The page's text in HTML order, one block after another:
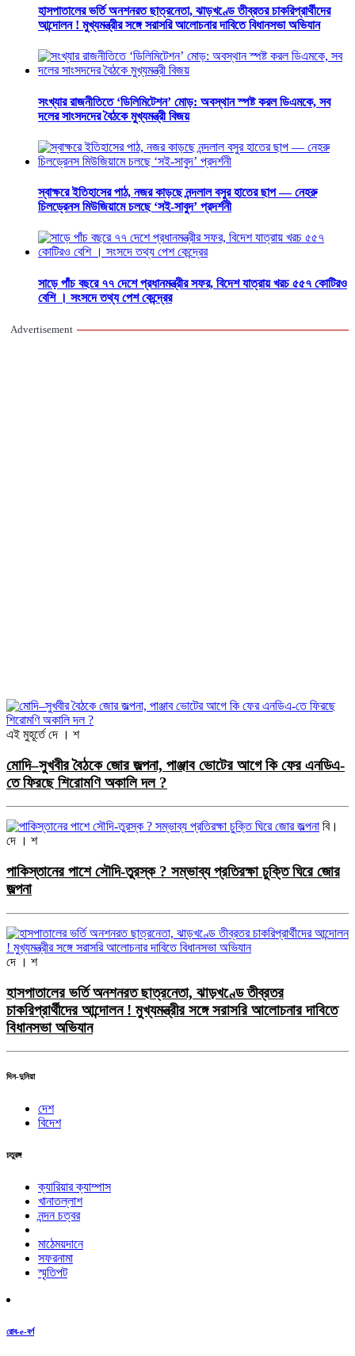
হাসপাতালের ভর্তি অনশনরত ছাত্রনেতা, ঝাড়খণ্ডে তীব্রতর চাকরিপ্রার্থীদের
আন্দোলন ! মুখ্যমন্ত্রীর সঙ্গে সরাসরি আলোচনার দাবিতে বিধানসভা অভিযান
সংখ্যার রাজনীতিতে ‘ডিলিমিটেশন’ মোড়: অবস্থান স্পষ্ট করল ডিএমকে, সব
দলের সাংসদদের বৈঠকে মুখ্যমন্ত্রী বিজয়
স্বাক্ষরে ইতিহাসের পাঠ, নজর কাড়ছে নন্দলাল বসুর হাতের ছাপ — নেহরু
চিলড্রেনস মিউজিয়ামে চলছে ‘সই-সাবুদ’ প্রদর্শনী
সাড়ে পাঁচ বছরে ৭৭ দেশে প্রধানমন্ত্রীর সফর, বিদেশ যাত্রায় খরচ ৫৫৭ কোটিরও
বেশি । সংসদে তথ্য পেশ কেন্দ্রের
Advertisement
এই মুহূর্তে দে । শ
মোদি–সুখবীর বৈঠকে জোর জল্পনা, পাঞ্জাব ভোটের আগে কি ফের এনডিএ-
তে ফিরছে শিরোমণি অকালি দল ?
বি।
দে । শ
পাকিস্তানের পাশে সৌদি-তুরস্ক ? সম্ভাব্য প্রতিরক্ষা চুক্তি ঘিরে জোর
জল্পনা
দে । শ
হাসপাতালের ভর্তি অনশনরত ছাত্রনেতা, ঝাড়খণ্ডে তীব্রতর
চাকরিপ্রার্থীদের আন্দোলন ! মুখ্যমন্ত্রীর সঙ্গে সরাসরি আলোচনার দাবিতে
বিধানসভা অভিযান
দিন-দুনিয়া
দেশ
বিদেশ
চতুরঙ্গ
ক্যারিয়ার ক্যাম্পাস
খানাতল্লাশ
নন্দন চত্বর
মাঠেময়দানে
সফরনামা
স্মৃতিপট
রোব-e-বর্ণ